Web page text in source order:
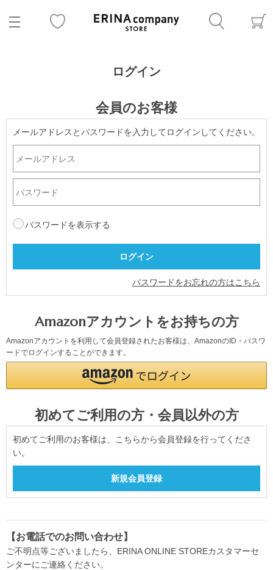
ログイン
会員のお客様
メールアドレスとパスワードを入力してログインしてください。
パスワードを表示する
パスワードをお忘れの方はこちら
Amazonアカウントをお持ちの方
Amazonアカウントを利用して会員登録されたお客様は、AmazonのID・パスワ
ードでログインすることができます。
初めてご利用の方・会員以外の方
初めてご利用のお客様は、こちらから会員登録を行ってくださ
い。
【お電話でのお問い合わせ】
ご不明点等ございましたら、ERINA ONLINE STOREカスタマーセ
ンターにご連絡ください。